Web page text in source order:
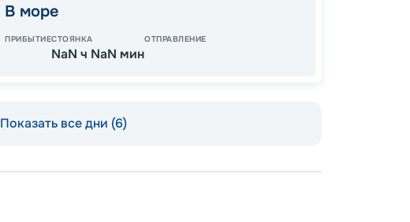
В море
ПРИБЫТИЕСТОЯНКА
NaN ч NaN мин
ОТПРАВЛЕНИЕ
Показать все дни (6)